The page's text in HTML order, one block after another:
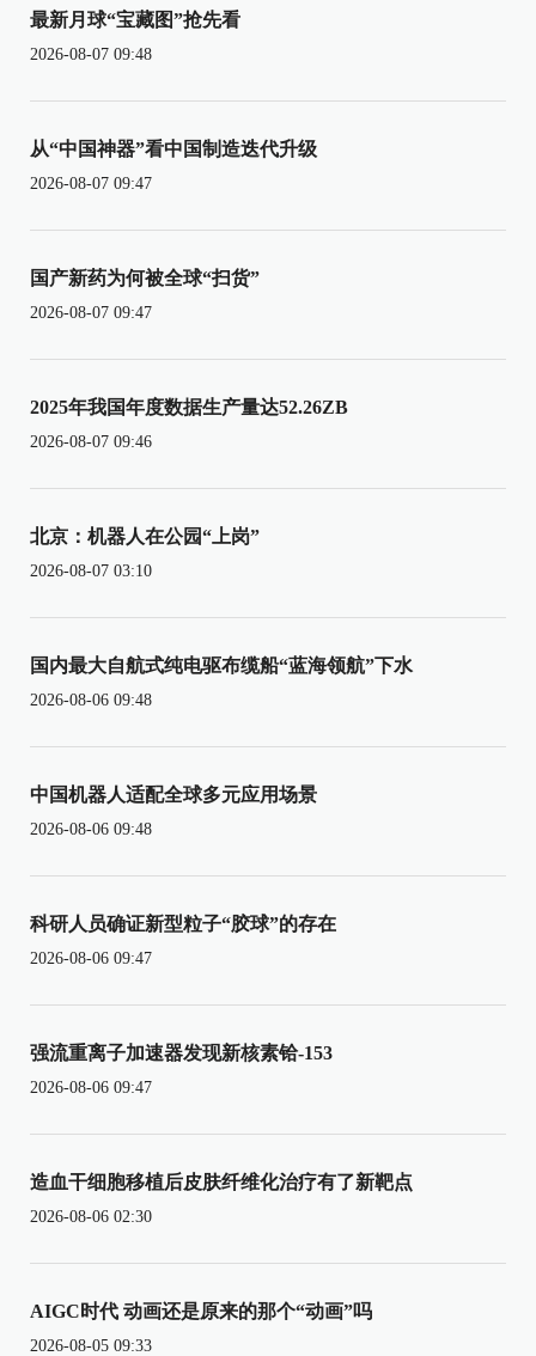
最新月球“宝藏图”抢先看
2026-08-07 09:48
从“中国神器”看中国制造迭代升级
2026-08-07 09:47
国产新药为何被全球“扫货”
2026-08-07 09:47
2025年我国年度数据生产量达52.26ZB
2026-08-07 09:46
北京：机器人在公园“上岗”
2026-08-07 03:10
国内最大自航式纯电驱布缆船“蓝海领航”下水
2026-08-06 09:48
中国机器人适配全球多元应用场景
2026-08-06 09:48
科研人员确证新型粒子“胶球”的存在
2026-08-06 09:47
强流重离子加速器发现新核素铪-153
2026-08-06 09:47
造血干细胞移植后皮肤纤维化治疗有了新靶点
2026-08-06 02:30
AIGC时代 动画还是原来的那个“动画”吗
2026-08-05 09:33